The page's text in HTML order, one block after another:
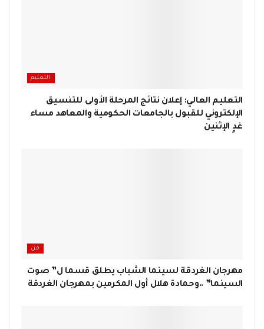
التعليم
التعليم العالي: إعلان نتائج المرحلة الأولى للتنسيق
الإلكتروني للقبول بالجامعات الحكومية والمعاهد مساء
غدٍ الإثنين
فن
مهرجان الغردقة لسينما الشباب يطلق قسما ل” صوت
السينما” ..وحمادة هلال أول المكرمين بمهرجان الغردقة